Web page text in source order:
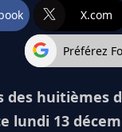
X.com
Préférez
des huitièmes
lundi 13